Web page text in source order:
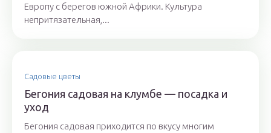
Европу с берегов южной Африки. Культура
непритязательная,...
Садовые цветы
Бегония садовая на клумбе — посадка и
уход
Бегония садовая приходится по вкусу многим